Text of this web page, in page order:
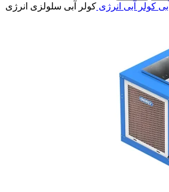
کولر آبی انرژی کولر آبی سلولزی انرژی